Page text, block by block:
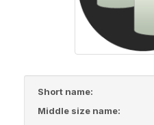
Short name:
Middle size name: